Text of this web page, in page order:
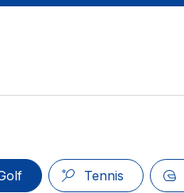
Tennis